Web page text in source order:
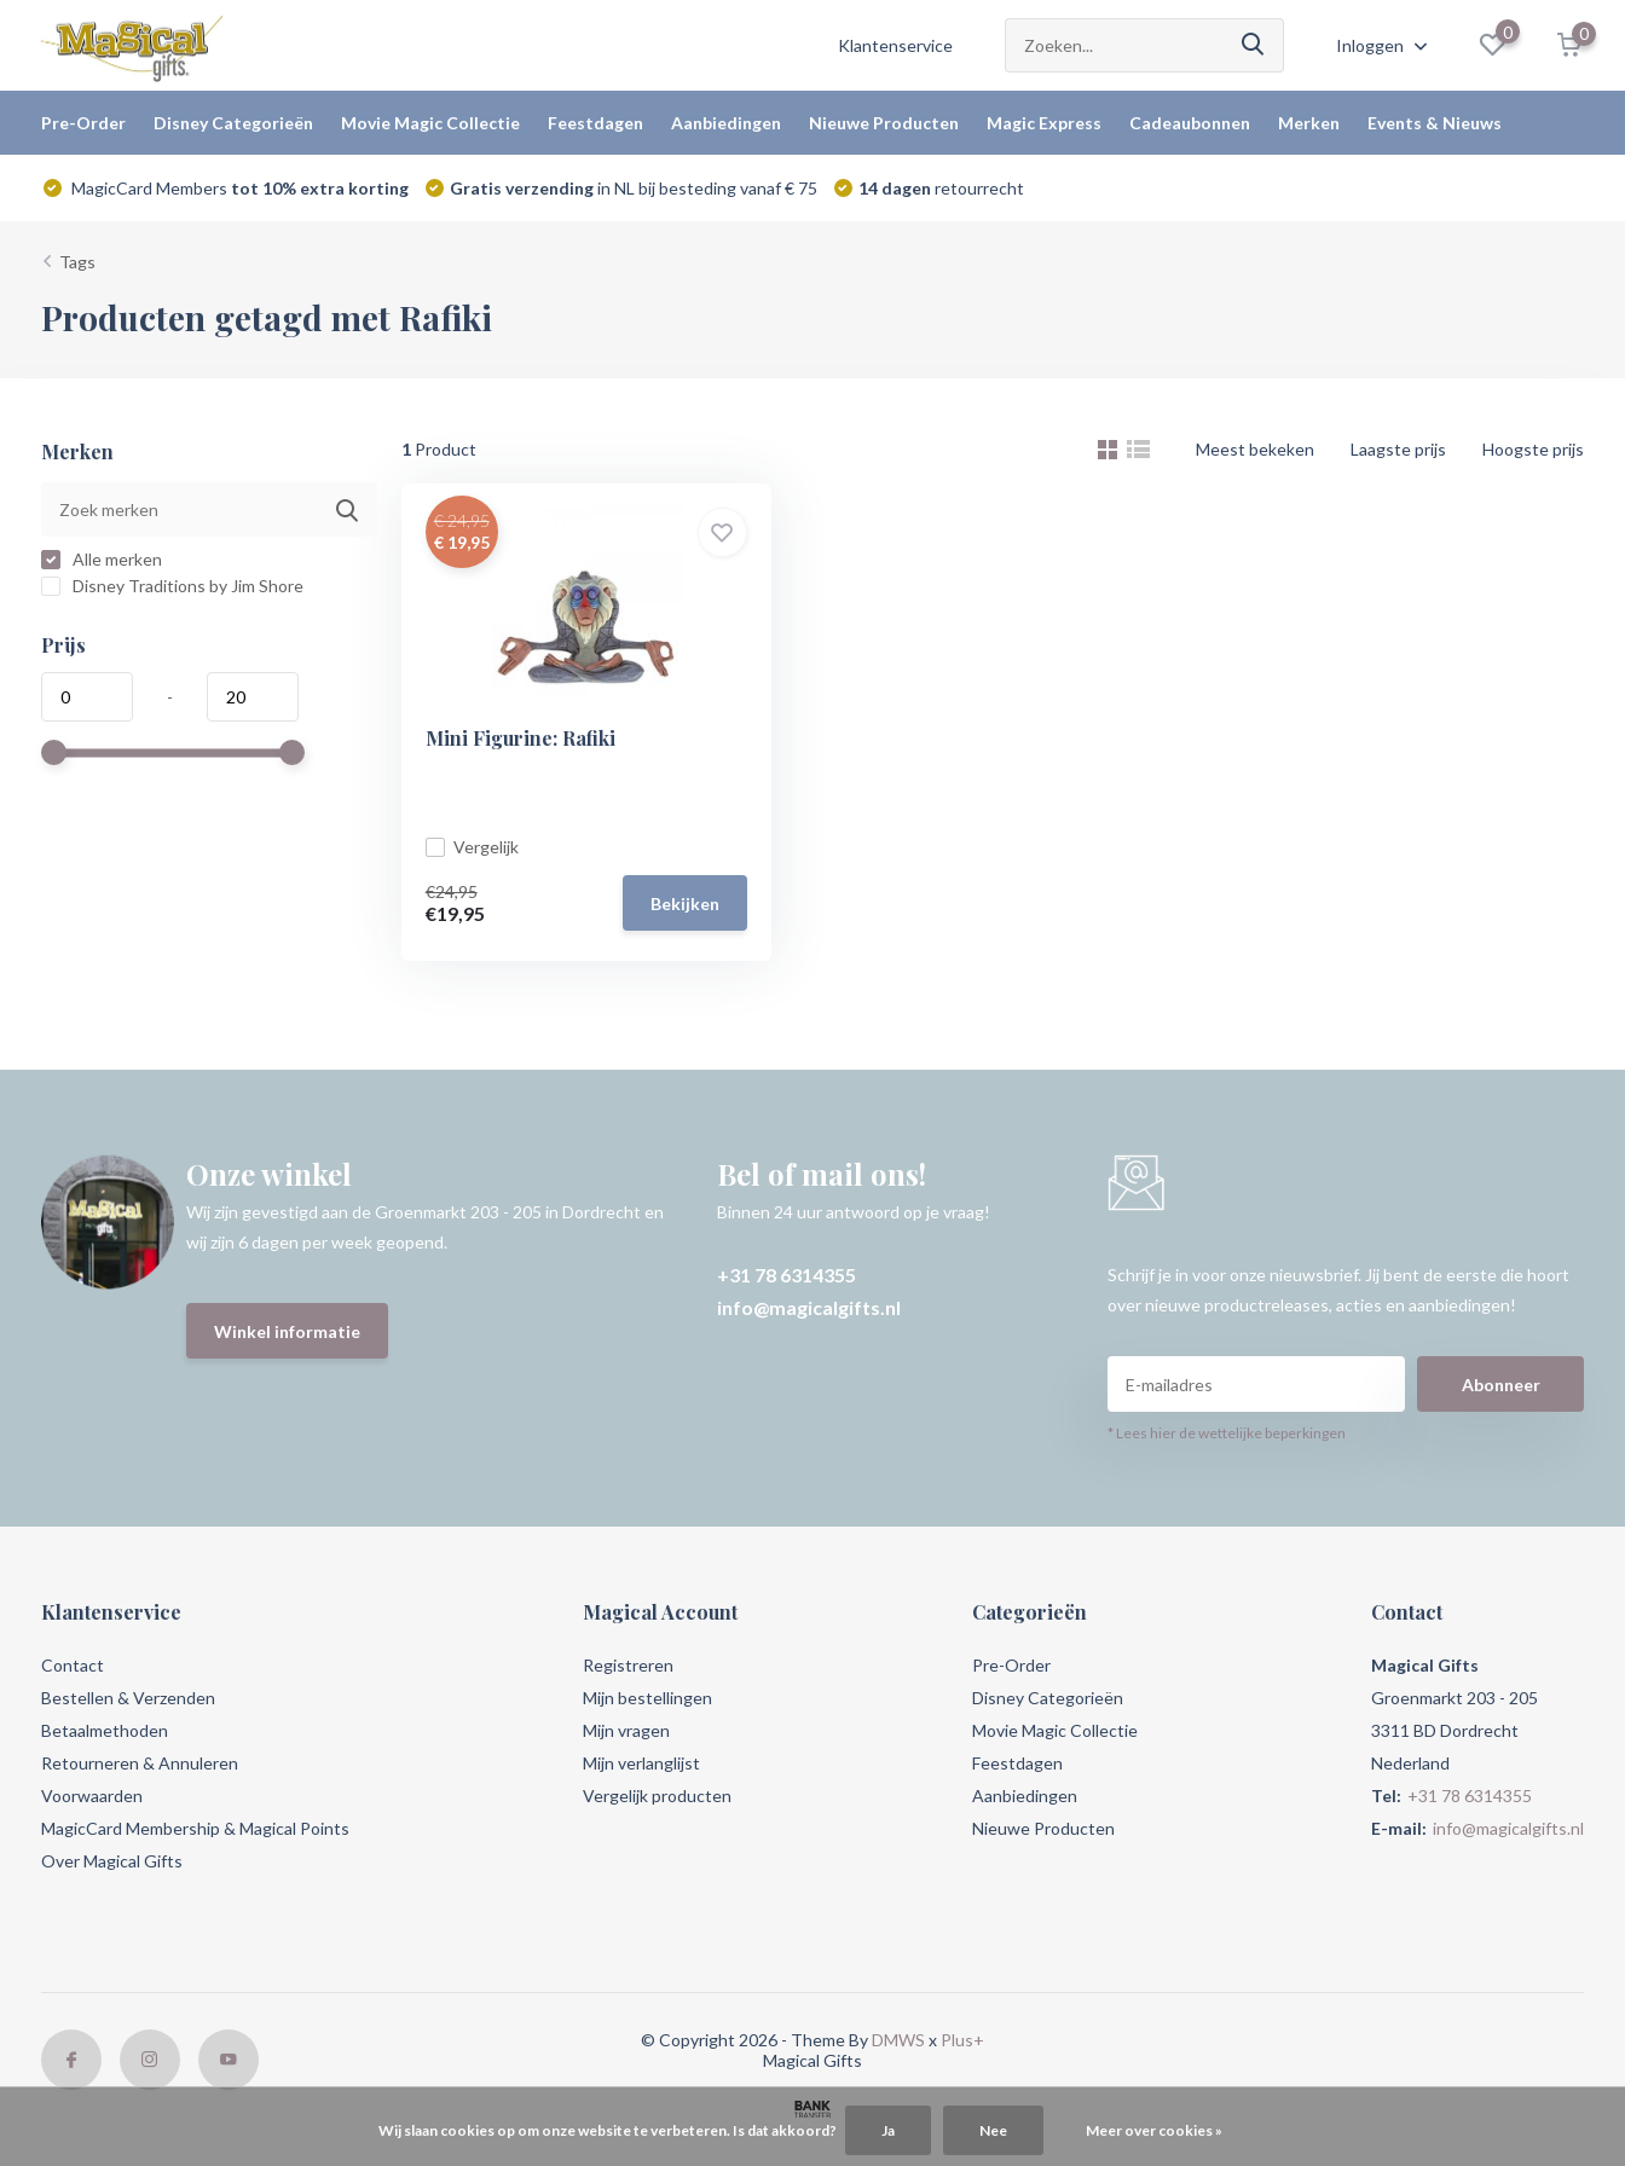
Klantenservice Inloggen
0 0
Pre-Order Disney Categorieën Movie Magic Collectie Feestdagen Aanbiedingen Nieuwe Producten Magic Express Cadeaubonnen Merken Events & Nieuws
MagicCard Members tot 10% extra korting Gratis verzendingin NL bij besteding vanaf € 75 14 dagen retourrecht
Tags
Producten getagd met Rafiki
Merken
Alle merken
Disney Traditions by Jim Shore
Prijs
-
1Product Meest bekeken Laagste prijs Hoogste prijs
€ 24,95
€ 19,95
Mini Figurine: Rafiki
Vergelijk
€24,95
€19,95 Bekijken
Onze winkel
Wij zijn gevestigd aan de Groenmarkt 203 - 205 in Dordrecht en
wij zijn 6 dagen per week geopend.
Winkel informatie
Bel of mail ons!
Binnen 24 uur antwoord op je vraag!
+31 78 6314355
info@magicalgifts.nl
Schrijf je in voor onze nieuwsbrief. Jij bent de eerste die hoort
over nieuwe productreleases, acties en aanbiedingen!
Abonneer
* Lees hier de wettelijke beperkingen
Klantenservice
Contact
Bestellen & Verzenden
Betaalmethoden
Retourneren & Annuleren
Voorwaarden
MagicCard Membership & Magical Points
Over Magical Gifts
Magical Account
Registreren
Mijn bestellingen
Mijn vragen
Mijn verlanglijst
Vergelijk producten
Categorieën
Pre-Order
Disney Categorieën
Movie Magic Collectie
Feestdagen
Aanbiedingen
Nieuwe Producten
Contact
Magical Gifts
Groenmarkt 203 - 205
3311 BD Dordrecht
Nederland
Tel: +31 78 6314355
E-mail: info@magicalgifts.nl
© Copyright 2026 - Theme ByDMWS x Plus+
Magical Gifts
Wij slaan cookies op om onze website te verbeteren. Is dat akkoord? Ja Nee Meer over cookies »